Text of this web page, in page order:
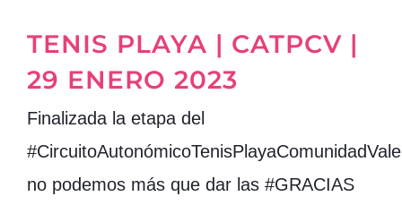
TENIS PLAYA | CATPCV |
29 ENERO 2023
Finalizada la etapa del
no podemos más que dar las #GRACIAS